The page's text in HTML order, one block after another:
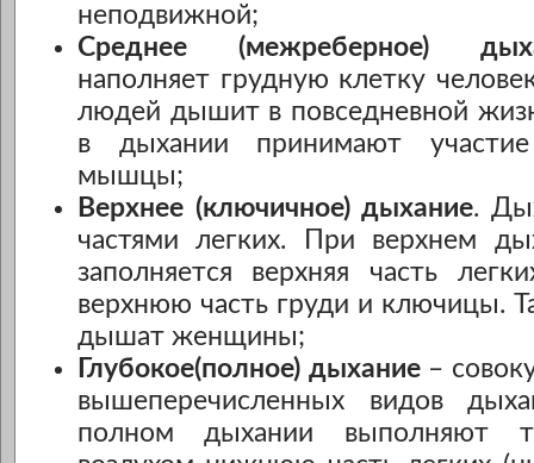
неподвижной;
Среднее (межреберное)
наполняет грудную клетку
людей дышит в повседневной
в дыхании принимают
мышцы;
Верхнее (ключичное) дыхание.
частями легких. При верхнем
заполняется верхняя часть
верхнюю часть груди и ключицы.
дышат женщины;
Глубокое(полное) дыхание–
вышеперечисленных видов
полном дыхании выполняют